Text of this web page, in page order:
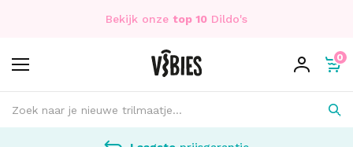
Bekijk onze top 10 Dildo's
0